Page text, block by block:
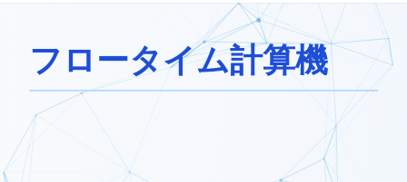
フロータイム計算機